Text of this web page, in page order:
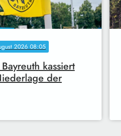
2026 08:05
kassiert
der